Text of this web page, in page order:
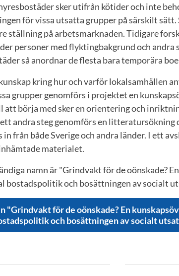
sker utifrån kötider och inte
för vissa utsatta grupper på särskilt sätt.
ställning på arbetsmarknaden. Tidigare
personer med flyktingbakgrund och
så anordnar de flesta bara temporära
kring hur och varför lokalsamhällen
grupper genomförs i projektet en
att börja med sker en orientering och
andra steg genomförs en litteratursökning
från både Sverige och andra länder. I ett
materialet.
namn är "Grindvakt för de oönskade?
bostadspolitik och bosättningen av socialt
"Grindvakt för de oönskade? En
och bosättningen av socialt